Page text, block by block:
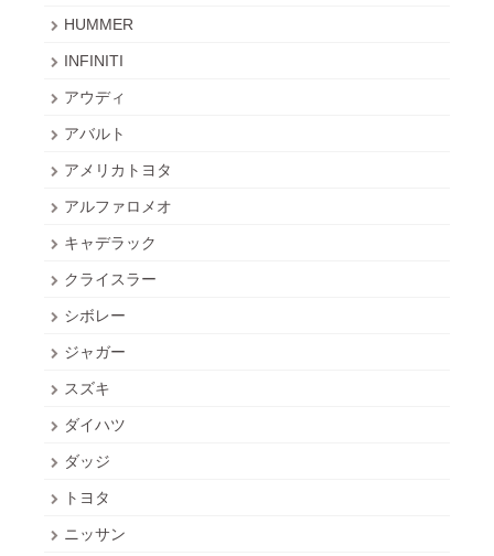
HUMMER
INFINITI
アウディ
アバルト
アメリカトヨタ
アルファロメオ
キャデラック
クライスラー
シボレー
ジャガー
スズキ
ダイハツ
ダッジ
トヨタ
ニッサン